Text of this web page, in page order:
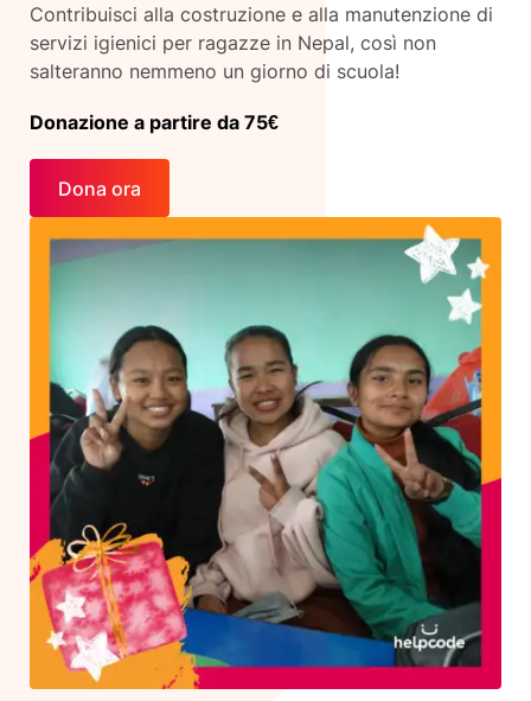
Contribuisci alla costruzione e alla manutenzione di
servizi igienici per ragazze in Nepal, così non
salteranno nemmeno un giorno di scuola!
Donazione a partire da 75€
Dona ora